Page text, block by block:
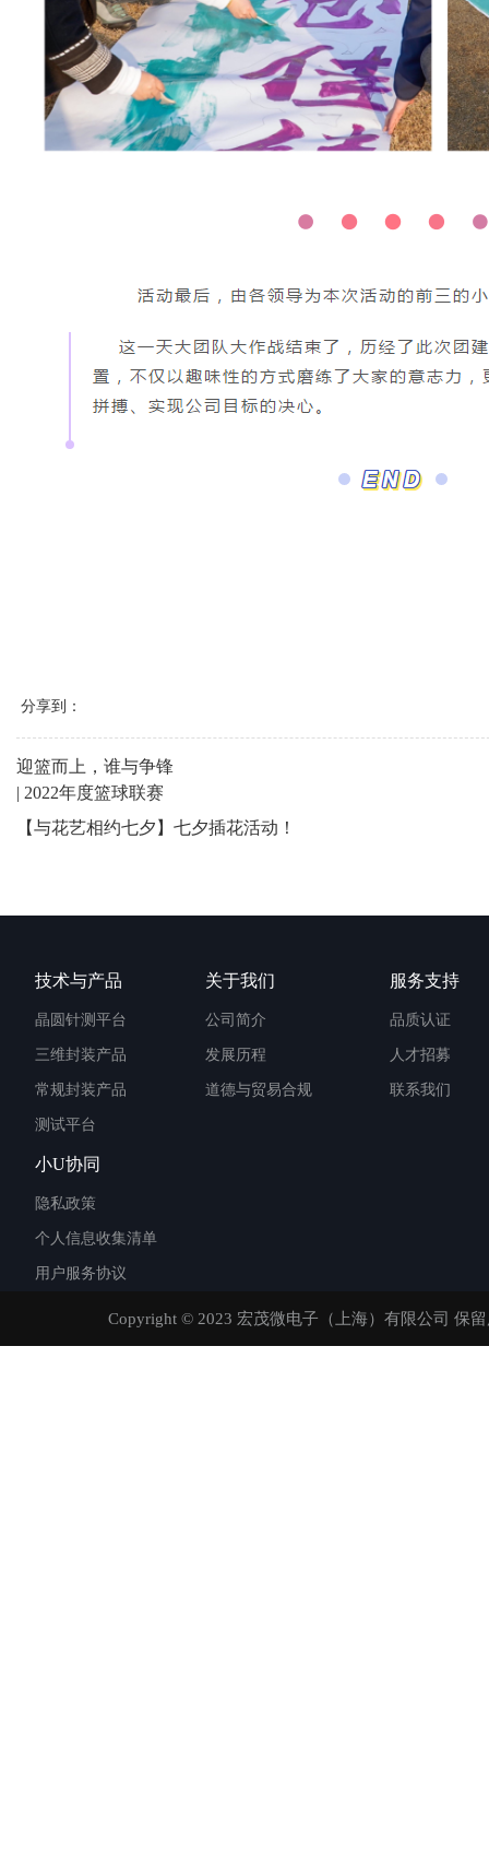
分享到：
迎篮而上，谁与争锋
| 2022年度篮球联赛
【与花艺相约七夕】七夕插花活动！
技术与产品
晶圆针测平台
三维封装产品
常规封装产品
测试平台
关于我们
公司简介
发展历程
道德与贸易合规
服务支持
品质认证
人才招募
联系我们
小U协同
隐私政策
个人信息收集清单
用户服务协议
Copyright © 2023 宏茂微电子（上海）有限公司 保